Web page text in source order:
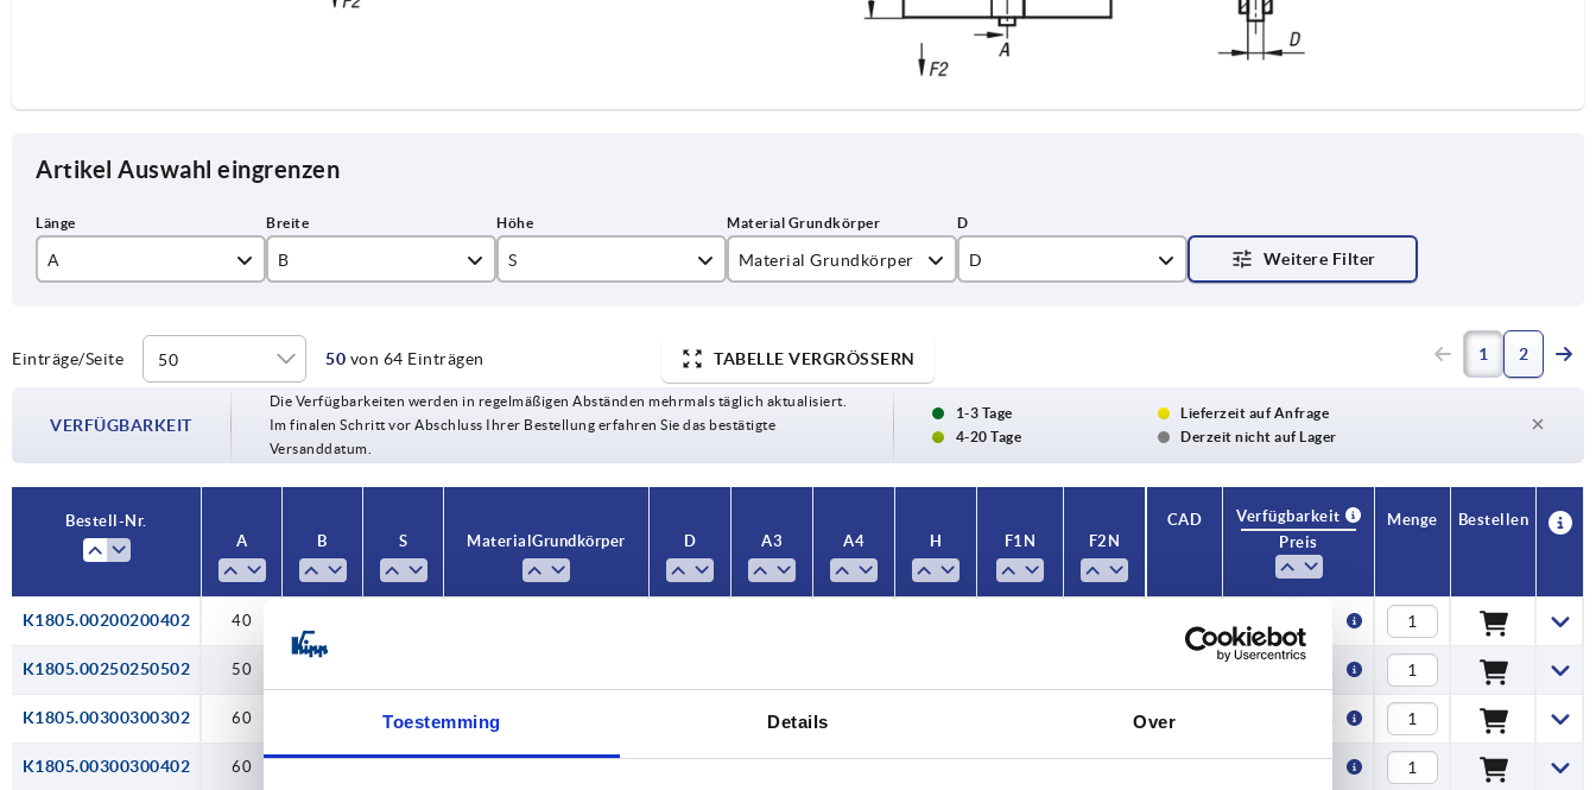
Toestemming Details Over
Artikel Auswahl eingrenzen
A
50
160
B
40
50
60
S
5
10
Material Grundkörper
Stahl
D
13
Einträge/Seite 50 von 64 Einträgen TABELLE VERGRÖSSERN 1 2
VERFÜGBARKEIT
Die Verfügbarkeiten werden in regelmäßigen Abständen mehrmals täglich aktualisiert.
Im finalen Schritt vor Abschluss Ihrer Bestellung erfahren Sie das bestätigte
Versanddatum.
1-3 Tage
Lieferzeit auf Anfrage
4-20 Tage
Derzeit nicht auf Lager
Bestell-Nr.
A
B S Material Grundkörper D A3 A4 H F1 N F2 N
CAD
Verfügbarkeit
Preis
Menge Bestellen
K1805.00200200402 40 1,59 €
K1805.00250250502 50 1,88 €
K1805.00300300302 60 2 30 1,59 €
K1805.00300300402 60 1,83 €